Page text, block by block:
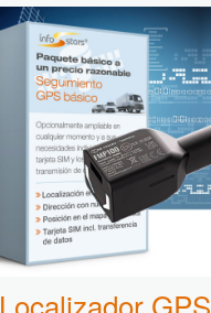
Localizador GPS